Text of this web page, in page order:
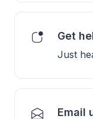
Get
Just
Email